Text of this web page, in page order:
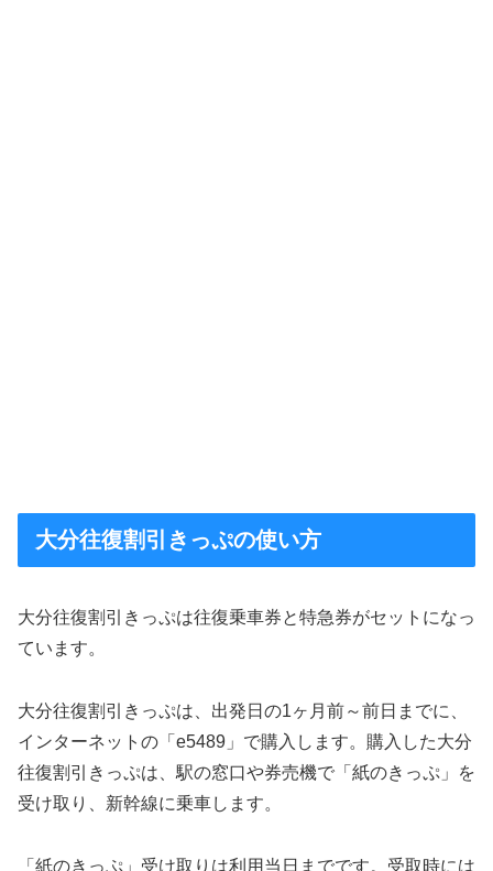
大分往復割引きっぷの使い方
大分往復割引きっぷは往復乗車券と特急券がセットになっ
ています。
大分往復割引きっぷは、出発日の1ヶ月前～前日までに、
インターネットの「e5489」で購入します。購入した大分
往復割引きっぷは、駅の窓口や券売機で「紙のきっぷ」を
受け取り、新幹線に乗車します。
「紙のきっぷ」受け取りは利用当日までです。受取時には